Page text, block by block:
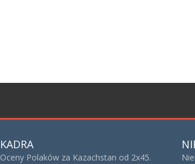
KADRA
Oceny Polaków za Kazachstan od 2x45.